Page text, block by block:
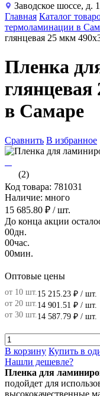
Заводское шоссе, д.
Главная Каталог
термоламинации в
глянцевая 25 мкм
Пленка
в Самаре
Сравнить В избранное
(2)
Код товара: 781031
Наличие: много
15 685.80 ₽ / шт.
До конца акции
00дн.
00час.
00мин.
Оптовые цены
от 10 шт. 15 215.23 ₽ / шт.
от 20 шт. 14 901.51 ₽ / шт.
от 30 шт. 14 587.79 ₽ / шт.
В корзину Купить в
Нашли дешевле?
Пленка для
подойдет для
высококачественные